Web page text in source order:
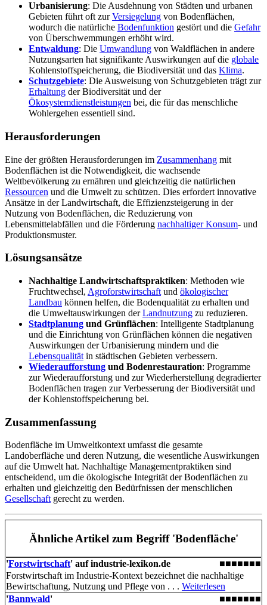
Urbanisierung: Die Ausdehnung von Städten und urbanen
Gebieten führt oft zurVersiegelung von Bodenflächen,
wodurch die natürliche Bodenfunktion gestört und die Gefahr
von Überschwemmungen erhöht wird.
Entwaldung: Die Umwandlung von Waldflächen in andere
Nutzungsarten hat signifikante Auswirkungen auf die globale
Kohlenstoffspeicherung, die Biodiversität und das Klima.
Schutzgebiete: Die Ausweisung von Schutzgebieten trägt zur
Erhaltung der Biodiversität und der
Ökosystemdienstleistungen bei, die für das menschliche
Wohlergehen essentiell sind.
Herausforderungen
Eine der größten Herausforderungen im Zusammenhang mit
Bodenflächen ist die Notwendigkeit, die wachsende
Weltbevölkerung zu ernähren und gleichzeitig die natürlichen
Ressourcen und die Umwelt zu schützen. Dies erfordert innovative
Ansätze in der Landwirtschaft, die Effizienzsteigerung in der
Nutzung von Bodenflächen, die Reduzierung von
Lebensmittelabfällen und die Förderung nachhaltiger Konsum- und
Produktionsmuster.
Lösungsansätze
Nachhaltige Landwirtschaftspraktiken: Methoden wie
Fruchtwechsel, Agroforstwirtschaft und ökologischer
Landbau können helfen, die Bodenqualität zu erhalten und
die Umweltauswirkungen derLandnutzung zu reduzieren.
Stadtplanung und Grünflächen: Intelligente Stadtplanung
und die Einrichtung von Grünflächen können die negativen
Auswirkungen der Urbanisierung mindern und die
Lebensqualität in städtischen Gebieten verbessern.
Wiederaufforstung und Bodenrestauration: Programme
zur Wiederaufforstung und zur Wiederherstellung degradierter
Bodenflächen tragen zur Verbesserung der Biodiversität und
der Kohlenstoffspeicherung bei.
Zusammenfassung
Bodenfläche im Umweltkontext umfasst die gesamte
Landoberfläche und deren Nutzung, die wesentliche Auswirkungen
auf die Umwelt hat. Nachhaltige Managementpraktiken sind
entscheidend, um die ökologische Integrität der Bodenflächen zu
erhalten und gleichzeitig den Bedürfnissen der menschlichen
Gesellschaftgerecht zu werden.
Ähnliche Artikel zum Begriff 'Bodenfläche'
'Forstwirtschaft' auf industrie-lexikon.de
■■■■■■■
Forstwirtschaft im Industrie-Kontext bezeichnet die nachhaltige
Bewirtschaftung, Nutzung und Pflege von . . . Weiterlesen
'Bannwald'
■■■■■■■